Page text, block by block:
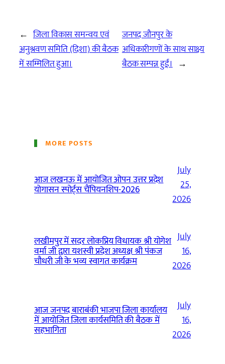
← जिला विकास समन्वय एवं
अनुश्रवण समिति (दिशा) की बैठक
में सम्मिलित हुआ।
जनपद जौनपुर के
अधिकारीगणों के साथ साक्ष्य
बैठक सम्पन्न हुईं। →
MORE POSTS
आज लखनऊ में आयोजित ओपन उत्तर प्रदेश
योगासन स्पोर्ट्स चैंपियनशिप-2026
July
25,
2026
लखीमपुर में सदर लोकप्रिय विधायक श्री योगेश
वर्मा जी द्वारा यशस्वी प्रदेश अध्यक्ष श्री पंकज
चौधरी जी के भव्य स्वागत कार्यक्रम
July
16,
2026
आज जनपद बाराबंकी भाजपा जिला कार्यालय
में आयोजित जिला कार्यसमिति की बैठक में
सहभागिता
July
16,
2026